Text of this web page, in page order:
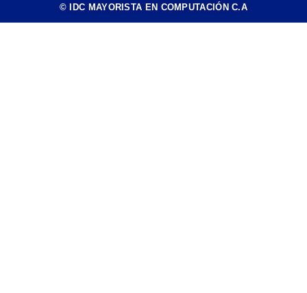
© IDC MAYORISTA EN COMPUTACIÓN C.A